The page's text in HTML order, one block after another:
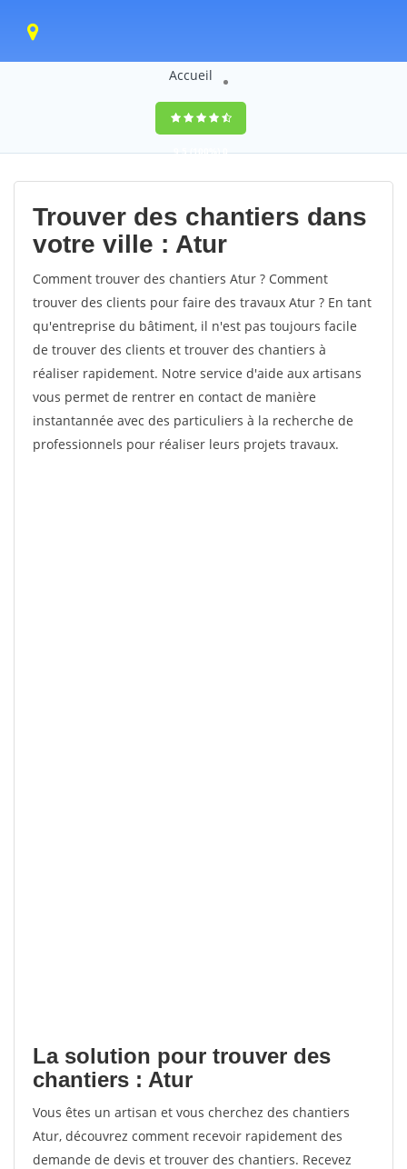
Accueil
9,5(100%)0
votes
Trouver des chantiers dans
votre ville : Atur
Comment trouver des chantiers Atur ? Comment
trouver des clients pour faire des travaux Atur ? En tant
qu'entreprise du bâtiment, il n'est pas toujours facile
de trouver des clients et trouver des chantiers à
réaliser rapidement. Notre service d'aide aux artisans
vous permet de rentrer en contact de manière
instantannée avec des particuliers à la recherche de
professionnels pour réaliser leurs projets travaux.
La solution pour trouver des
chantiers : Atur
Vous êtes un artisan et vous cherchez des chantiers
Atur, découvrez comment recevoir rapidement des
demande de devis et trouver des chantiers. Recevez